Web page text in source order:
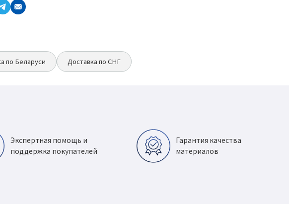
по Беларуси Доставка по СНГ
Экспертная помощь и
поддержка покупателей
Гарантия качества
материалов